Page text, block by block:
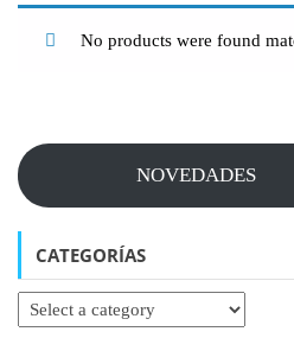
No products were found
NOVEDADES
CATEGORÍAS